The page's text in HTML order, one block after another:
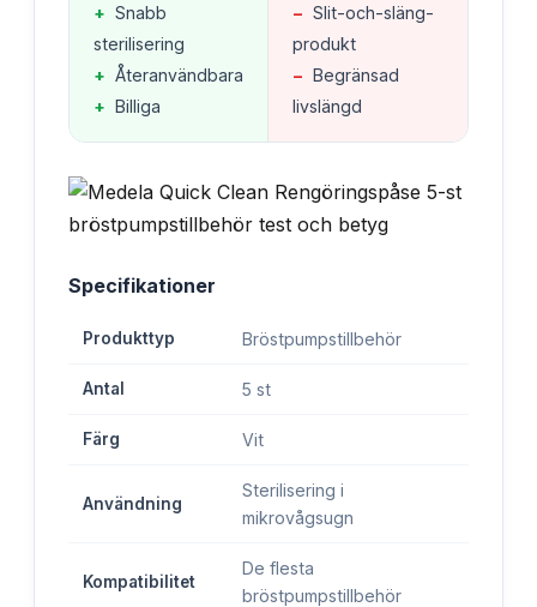
+ Snabb
sterilisering
+ Återanvändbara
+ Billiga
− Slit-och-släng-
produkt
− Begränsad
livslängd
Specifikationer
Produkttyp Bröstpumpstillbehör
Antal 5 st
Färg Vit
Användning
Sterilisering i
mikrovågsugn
Kompatibilitet
De flesta
bröstpumpstillbehör